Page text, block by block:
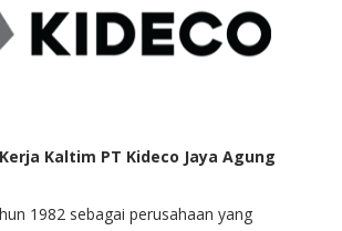
Kaltim PT Kideco Jaya Agung
1982 sebagai perusahaan yang